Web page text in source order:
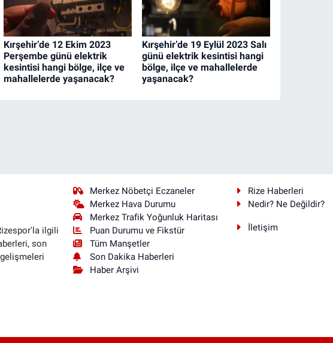
Kırşehir’de 12 Ekim 2023
Perşembe günü elektrik
kesintisi hangi bölge, ilçe ve
mahallelerde yaşanacak?
Kırşehir’de 19 Eylül 2023 Salı
günü elektrik kesintisi hangi
bölge, ilçe ve mahallelerde
yaşanacak?
ilgili
son
Merkez Nöbetçi Eczaneler
Merkez Hava Durumu
Merkez Trafik Yoğunluk Haritası
Puan Durumu ve Fikstür
Tüm Manşetler
Son Dakika Haberleri
Haber Arşivi
Rize Haberleri
Nedir? Ne Değildir?
İletişim